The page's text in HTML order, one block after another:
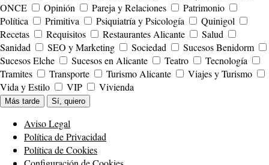
ONCE
Opinión Pareja y Relaciones
Patrimonio
Política
Primitiva Psiquiatría y Psicología
Quinigol
Recetas
Requisitos Restaurantes Alicante
Salud
Sanidad
SEO y Marketing Sociedad
Sucesos Benidorm
Sucesos Elche
Sucesos en Alicante Teatro
Tecnología
Tramites
Transporte Turismo Alicante
Viajes y Turismo
Vida y Estilo
VIP Vivienda
Más tarde Sí, quiero
Aviso Legal
Política de Privacidad
Política de Cookies